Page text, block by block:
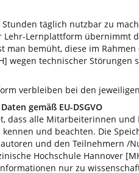
täglich nutzbar zu
Lernplattform übernimmt
man bemüht, diese im
wegen technischer Störungen
verbleiben bei den
gemäß EU-DSGVO
dass alle Mitarbeiterinnen
und beachten. Die
und den Teilnehmern
Hochschule Hannover
nur zu